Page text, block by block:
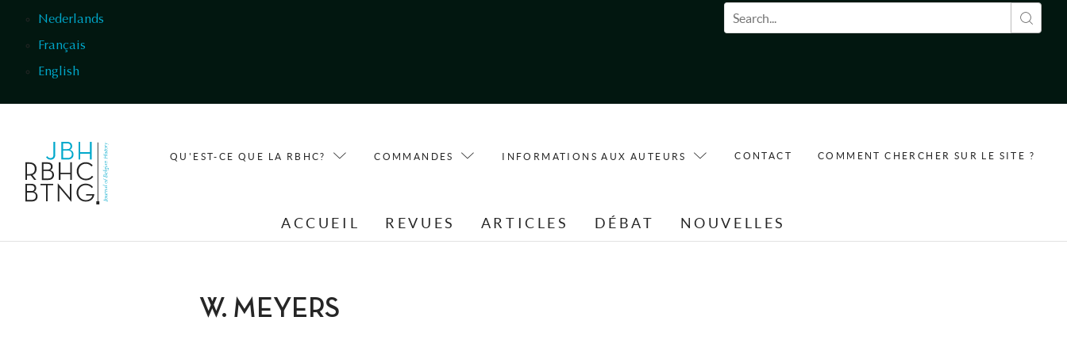
Nederlands
Français
English
Formulaire de recherche
QU'EST-CE QUE LA RBHC? COMMANDES INFORMATIONS AUX AUTEURS CONTACT COMMENT CHERCHER SUR LE SITE ?
ACCUEIL REVUES ARTICLES DÉBAT NOUVELLES
W. MEYERS